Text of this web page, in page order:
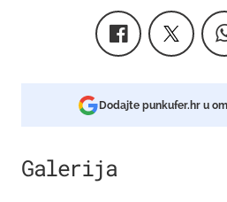
Dodajte punkufer.hr u
Galerija